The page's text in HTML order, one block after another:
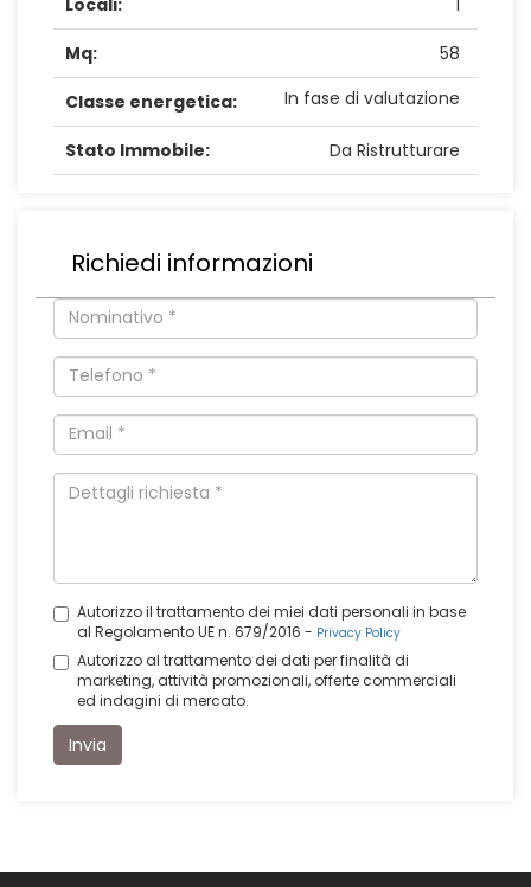
Mq: 58
Classe energetica: In fase di valutazione
Stato Immobile: Da Ristrutturare
Richiedi informazioni
Autorizzo il trattamento dei miei dati personali in base
al Regolamento UE n. 679/2016 - Privacy Policy
Autorizzo al trattamento dei dati per finalità di
marketing, attività promozionali, offerte commerciali
ed indagini di mercato.
Invia